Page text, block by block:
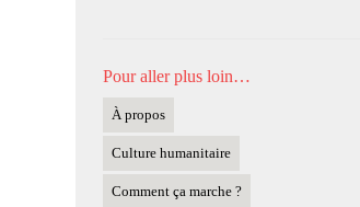
Pour aller plus loin…
À propos
Culture humanitaire
Comment ça marche ?